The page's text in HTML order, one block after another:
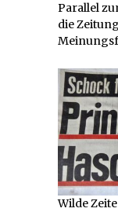
Parallel
die
Wilde